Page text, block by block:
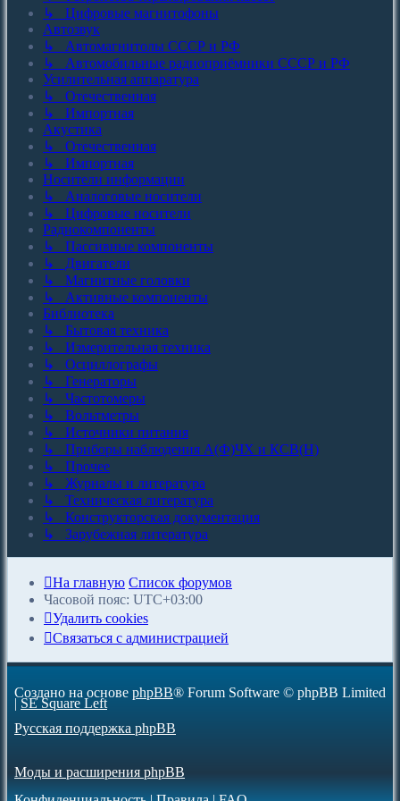
↳ Цифровые магнитофоны
Автозвук
↳ Автомагнитолы СССР и РФ
↳ Автомобильные радиоприёмники СССР и РФ
Усилительная аппаратура
↳ Отечественная
↳ Импортная
Акустика
↳ Отечественная
↳ Импортная
Носители информации
↳ Аналоговые носители
↳ Цифровые носители
Радиокомпоненты
↳ Пассивные компоненты
↳ Двигатели
↳ Магнитные головки
↳ Активные компоненты
Библиотека
↳ Бытовая техника
↳ Измерительная техника
↳ Осциллографы
↳ Генераторы
↳ Частотомеры
↳ Вольтметры
↳ Источники питания
↳ Приборы наблюдения А(Ф)ЧХ и КСВ(Н)
↳ Прочее
↳ Журналы и литература
↳ Техническая литература
↳ Конструкторская документация
↳ Зарубежная литература
На главную Список форумов
Часовой пояс: UTC+03:00
Удалить cookies
Связаться с администрацией
Создано на основе phpBB® Forum Software © phpBB Limited
| SE Square Left
Русская поддержка phpBB
Моды и расширения phpBB